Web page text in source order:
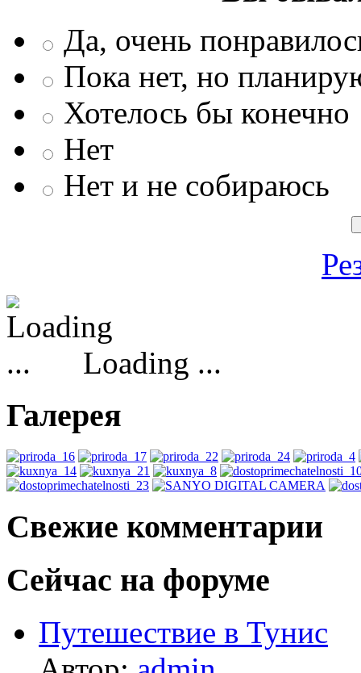
Да, очень
Пока нет, но
Хотелось бы конечно
Нет
Нет и не собираюсь
Loading ...
Галерея
Свежие комментарии
Сейчас на форуме
Путешествие в Тунис